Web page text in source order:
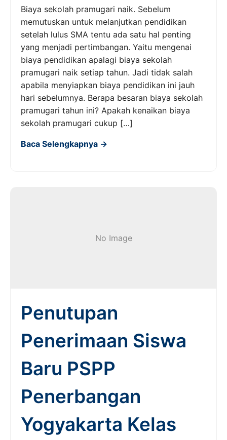
Biaya sekolah pramugari naik. Sebelum
memutuskan untuk melanjutkan pendidikan
setelah lulus SMA tentu ada satu hal penting
yang menjadi pertimbangan. Yaitu mengenai
biaya pendidikan apalagi biaya sekolah
pramugari naik setiap tahun. Jadi tidak salah
apabila menyiapkan biaya pendidikan ini jauh
hari sebelumnya. Berapa besaran biaya sekolah
pramugari tahun ini? Apakah kenaikan biaya
sekolah pramugari cukup […]
Baca Selengkapnya →
No Image
Penutupan
Penerimaan Siswa
Baru PSPP
Penerbangan
Yogyakarta Kelas